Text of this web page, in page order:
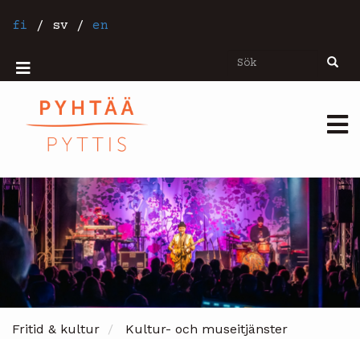
tillfi / sv / en
Sök Sök
Mobiilivalikko
Fritid & kultur
Kultur- och museitjänster